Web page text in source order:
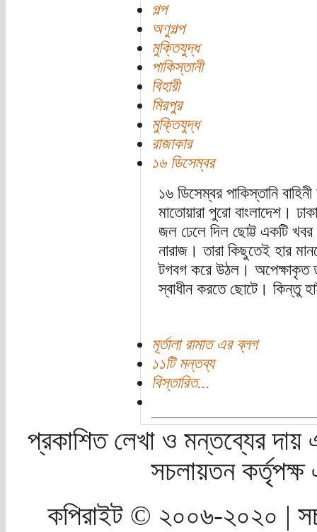
গল্প
অণুগল্প
মুক্তিযুদ্ধ
পাকিস্তানী
বিহারী
মিরপুর
মুক্তিযুদ্ধ
রাজাকার
১৬ ডিসেম্বর
১৬ ডিসেম্বর পাকিস্তানি
মাতোয়ারা পুরো বাংলাদেশ।
জল ঢেলে দিল ছোট্ট একটি খবর।
নারাজ। তারা কিছুতেই হার
টগবগ করে উঠল। অপেক্ষাকৃত
স্বাধীন করতে ছোটে। কিন্তু
মূর্তালা রামাত এর ব্লগ
১১টি মন্তব্য
বিস্তারিত...
প্রকাশিত লেখা ও মন্তব্যের দায়
সচলায়তন
কপিরাইট © ২০০৬-২০২০ |